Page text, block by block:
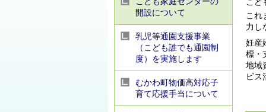
開設について
乳児等通園支援事業
（こども誰でも通園制
度）を実施します
むかわ町物価高対応子
育て応援手当について
これ
力し
妊産
標・
地域
ビス